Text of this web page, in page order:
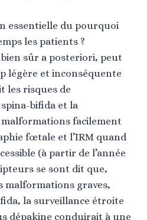
essentielle du pourquoi
les patients ?
sûr a posteriori, peut
légère et inconséquente
les risques de
bifida et la
facilement
fœtale et l’IRM quand
(à partir de l’année
se sont dit que,
malformations graves,
la surveillance étroite
dépakine conduirait à une